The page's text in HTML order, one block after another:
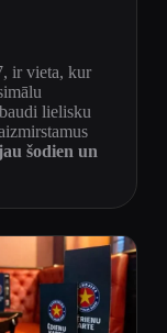
ir vieta, kur
lielisku
šodien un